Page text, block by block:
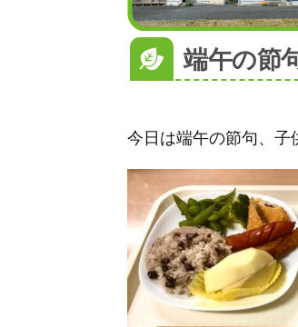
端午の節
今日は端午の節句、子